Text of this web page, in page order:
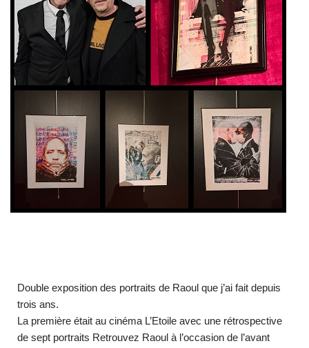
Double exposition des portraits de Raoul que j’ai fait depuis
trois ans.
La première était au cinéma L’Etoile avec une rétrospective
de sept portraits Retrouvez Raoul à l’occasion de l’avant